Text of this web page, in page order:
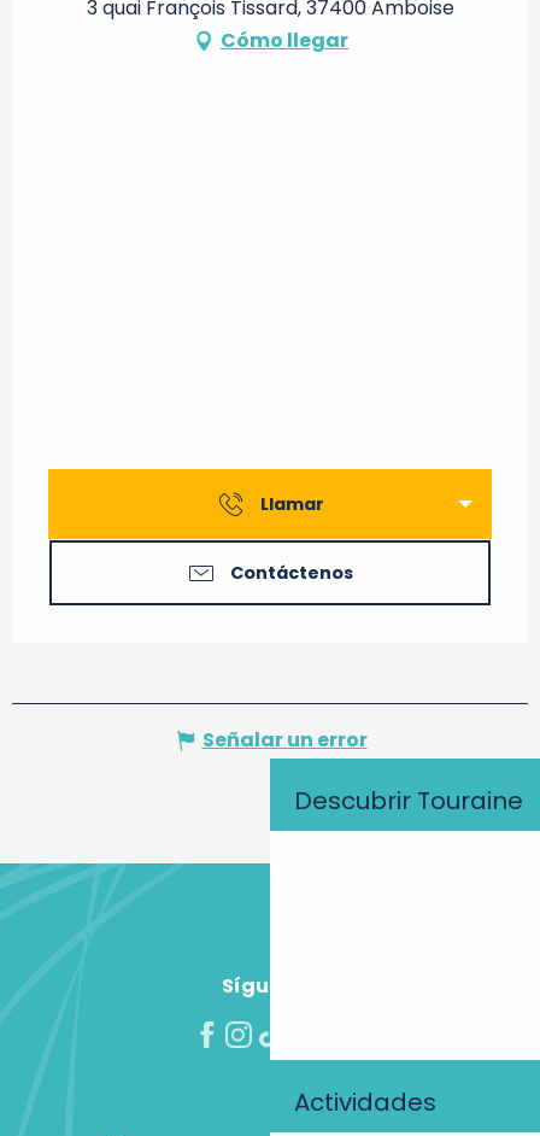
Descubrir Touraine
Actividades
3 quai François Tissard, 37400 Amboise
Cómo llegar
Llamar
Contáctenos
Señalar un error
Síguenos